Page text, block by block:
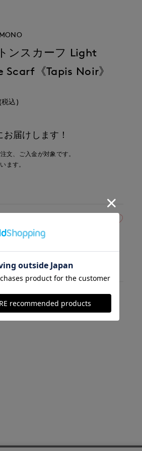
ンスカーフ Light
Scarf《Tapis Noir》
(税込)
お届けします！
文、ご入金が対象です。
ます。